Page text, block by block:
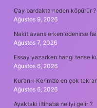
Çay bardakta neden köpürür ?
Ağustos 9, 2026
Nakit avans erken ödenirse
Ağustos 7, 2026
Essay yazarken hangi tense
Ağustos 6, 2026
Kur’an-ı Kerim’de en çok
Ağustos 6, 2026
Ayaktaki iltihaba ne iyi gelir ?